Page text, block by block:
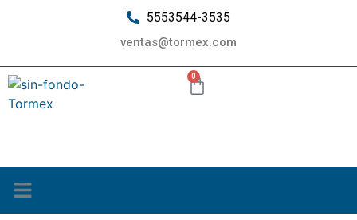
5553544-3535
ventas@tormex.com
0